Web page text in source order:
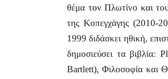
θέμα τον Πλωτίνο και
της Κοπεγχάγης (2010-
1999 διδάσκει ηθική,
δημοσιεύσει τα
Bartlett), Φιλοσοφία και